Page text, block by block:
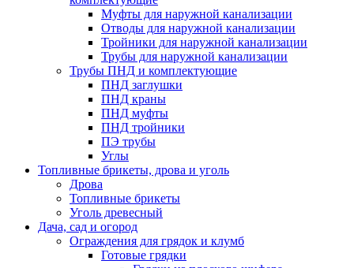
Муфты для наружной канализации
Отводы для наружной канализации
Тройники для наружной канализации
Трубы для наружной канализации
Трубы ПНД и комплектующие
ПНД заглушки
ПНД краны
ПНД муфты
ПНД тройники
ПЭ трубы
Углы
Топливные брикеты, дрова и уголь
Дрова
Топливные брикеты
Уголь древесный
Дача, сад и огород
Ограждения для грядок и клумб
Готовые грядки